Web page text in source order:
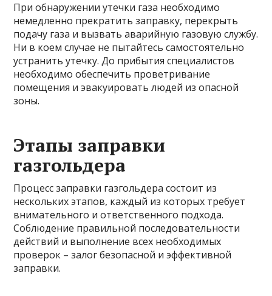
При обнаружении утечки газа необходимо
немедленно прекратить заправку, перекрыть
подачу газа и вызвать аварийную газовую службу.
Ни в коем случае не пытайтесь самостоятельно
устранить утечку. До прибытия специалистов
необходимо обеспечить проветривание
помещения и эвакуировать людей из опасной
зоны.
Этапы заправки
газгольдера
Процесс заправки газгольдера состоит из
нескольких этапов, каждый из которых требует
внимательного и ответственного подхода.
Соблюдение правильной последовательности
действий и выполнение всех необходимых
проверок – залог безопасной и эффективной
заправки.